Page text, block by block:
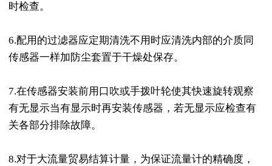
时检查。
6.配用的过滤器应定期清洗不用时应清洗内部的介质同
传感器一样加防尘套置于干燥处保存。
7.在传感器安装前用口吹或手拨叶轮使其快速旋转观察
有无显示当有显示时再安装传感器，若无显示应检查有
关各部分排除故障。
8.对于大流量贸易结算计量，为保证流量计的精确度，